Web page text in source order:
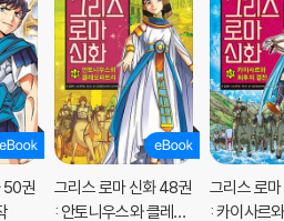
본격적으로 어린이 학습 만화를 그리기
『서울대 추천 인문고전 법의 정신』 『브
방 필로뮈토〉시리즈 들이 있습니다.
, 박사)을 공부했습니다. 서양 문화의 근
리스-고전학자와 함께 둘러보는 신화와
50권
그리스 로마 신화 48권
: 안토니우스와 클레오
그리스 로
: 카이사르